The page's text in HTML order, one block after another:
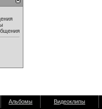
Альбомы Видеоклипы